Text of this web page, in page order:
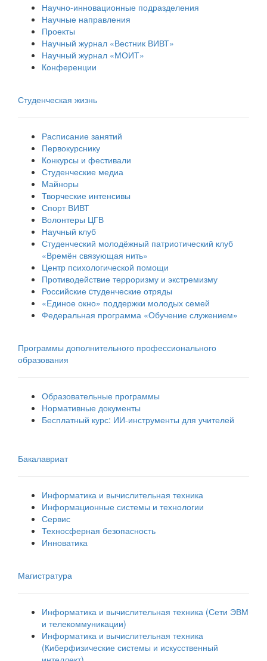
Научно-инновационные подразделения
Научные направления
Проекты
Научный журнал «Вестник ВИВТ»
Научный журнал «МОИТ»
Конференции
Студенческая жизнь
Расписание занятий
Первокурснику
Конкурсы и фестивали
Студенческие медиа
Майноры
Творческие интенсивы
Спорт ВИВТ
Волонтеры ЦГВ
Научный клуб
Студенческий молодёжный патриотический клуб
«Времён связующая нить»
Центр психологической помощи
Противодействие терроризму и экстремизму
Российские cтуденческие отряды
«Единое окно» поддержки молодых семей
Федеральная программа «Обучение служением»
Программы дополнительного профессионального
образования
Образовательные программы
Нормативные документы
Бесплатный курс: ИИ‑инструменты для учителей
Бакалавриат
Информатика и вычислительная техника
Информационные системы и технологии
Сервис
Техносферная безопасность
Инноватика
Магистратура
Информатика и вычислительная техника (Сети ЭВМ
и телекоммуникации)
Информатика и вычислительная техника
(Киберфизические системы и искусственный